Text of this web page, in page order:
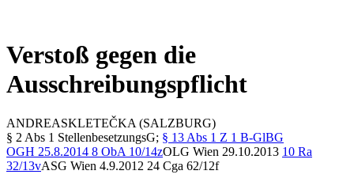
Verstoß gegen die
Ausschreibungspflicht
ANDREASKLETEČKA (SALZBURG)
§ 2 Abs 1 StellenbesetzungsG; § 13 Abs 1 Z 1 B-GlBG
OGH 25.8.2014 8 ObA 10/14zOLG Wien 29.10.2013 10 Ra
32/13vASG Wien 4.9.2012 24 Cga 62/12f